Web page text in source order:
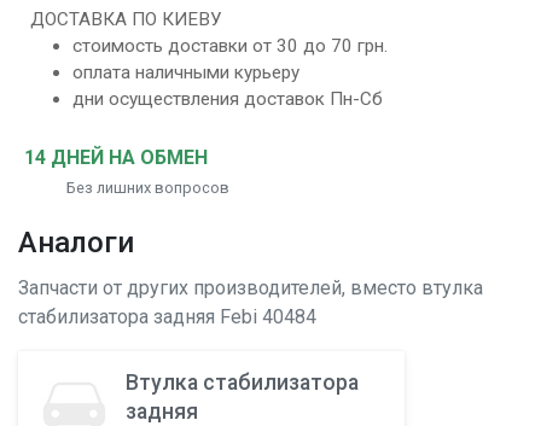
ДОСТАВКА ПО КИЕВУ
стоимость доставки от 30 до 70 грн.
оплата наличными курьеру
дни осуществления доставок Пн-Сб
14 ДНЕЙ НА ОБМЕН
Без лишних вопросов
Аналоги
Запчасти от других производителей, вместо втулка
стабилизатора задняя Febi 40484
Втулка стабилизатора
задняя